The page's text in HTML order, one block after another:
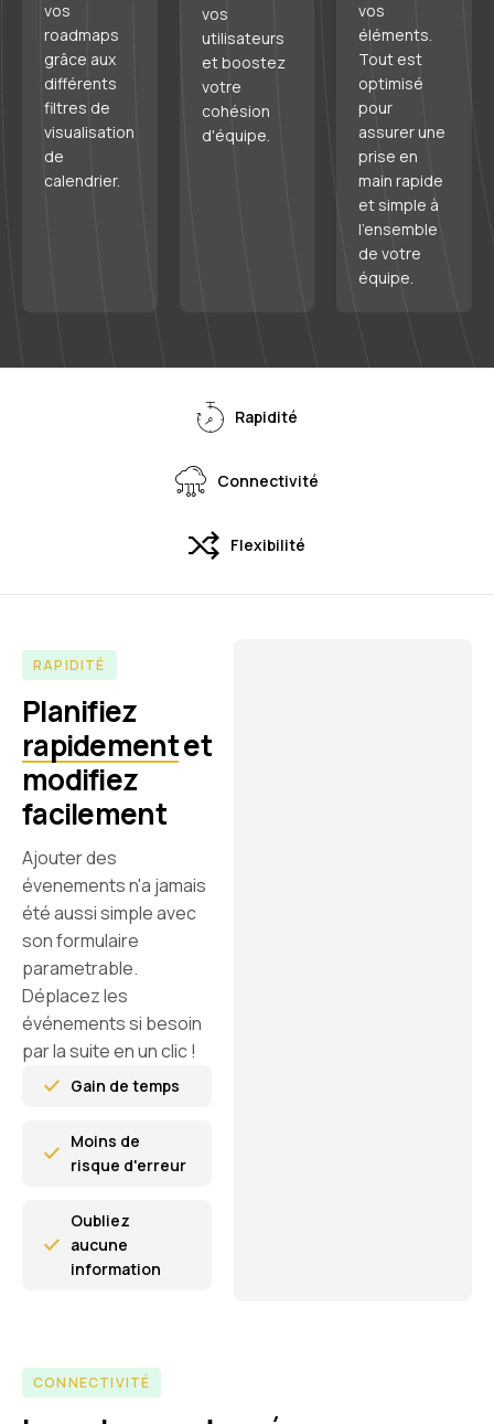
vos
roadmaps
grâce aux
différents
filtres de
visualisation
de
calendrier.
vos
utilisateurs
et boostez
votre
cohésion
d'équipe.
vos
éléments.
Tout est
optimisé
pour
assurer une
prise en
main rapide
et simple à
l'ensemble
de votre
équipe.
Rapidité
Connectivité
Flexibilité
RAPIDITÉ
Planifiez
rapidementet
modifiez
facilement
Ajouter des
évenements n'a jamais
été aussi simple avec
son formulaire
parametrable.
Déplacez les
événements si besoin
par la suite en un clic !
Gain de temps
Moins de
risque d'erreur
Oubliez
aucune
information
CONNECTIVITÉ